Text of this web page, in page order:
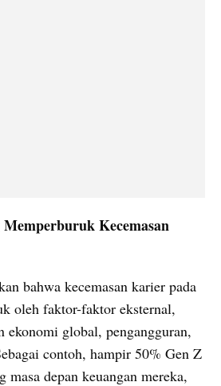
Kecemasan
bahwa kecemasan karier pada
oleh faktor-faktor eksternal,
ekonomi global, pengangguran,
contoh, hampir 50% Gen Z
masa depan keuangan mereka,